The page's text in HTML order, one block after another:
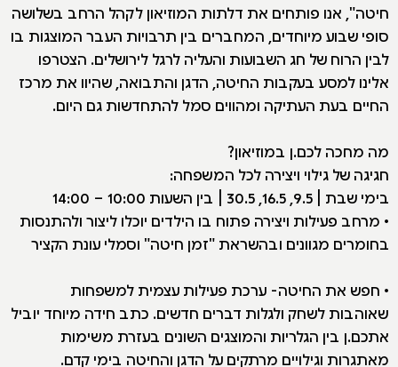
חיטה", אנו פותחים את דלתות המוזיאון לקהל הרחב בשלושה
סופי שבוע מיוחדים, המחברים בין תרבויות העבר המוצגות בו
לבין הרוח של חג השבועות והעליה לרגל לירושלים. הצטרפו
אלינו למסע בעקבות החיטה, הדגן והתבואה, שהיוו את מרכז
החיים בעת העתיקה ומהווים סמל להתחדשות גם היום.
מה מחכה לכם.ן במוזיאון?
חגיגה של גילוי ויצירה לכל המשפחה:
בימי שבת | 9.5, 16.5, 30.5 | בין השעות 10:00 – 14:00
• מרחב פעילות ויצירה פתוח בו הילדים יוכלו ליצור ולהתנסות
בחומרים מגוונים ובהשראת "זמן חיטה" וסמלי עונת הקציר
• חפש את החיטה- ערכת פעילות עצמית למשפחות
שאוהבות לשחק ולגלות דברים חדשים. כתב חידה מיוחד יוביל
אתכם.ן בין הגלריות והמוצגים השונים בעזרת משימות
מאתגרות וגילויים מרתקים על הדגן והחיטה בימי קדם.